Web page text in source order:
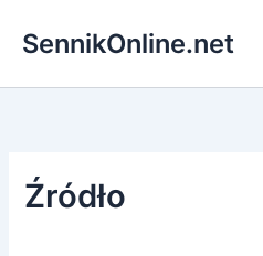
SennikOnline.net
Źródło